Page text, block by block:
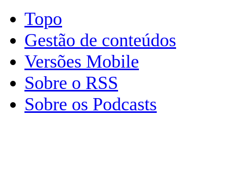
Topo
Gestão de conteúdos
Versões Mobile
Sobre o RSS
Sobre os Podcasts